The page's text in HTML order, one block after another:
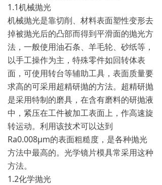
1.1机械抛光
机械抛光是靠切削、材料表面塑性变形去
掉被抛光后的凸部而得到平滑面的抛光方
法，一般使用油石条、羊毛轮、砂纸等，
以手工操作为主，特殊零件如回转体表
面，可使用转台等辅助工具，表面质量要
求高的可采用超精研抛的方法。超精研抛
是采用特制的磨具，在含有磨料的研抛液
中，紧压在工件被加工表面上，作高速旋
转运动。利用该技术可以达到
Ra0.008μm的表面粗糙度，是各种抛光
方法中最高的。光学镜片模具常采用这种
方法。
1.2化学抛光